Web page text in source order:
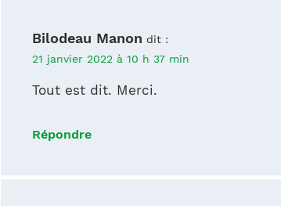
Bilodeau Manon dit :
21 janvier 2022 à 10 h 37 min
Tout est dit. Merci.
Répondre